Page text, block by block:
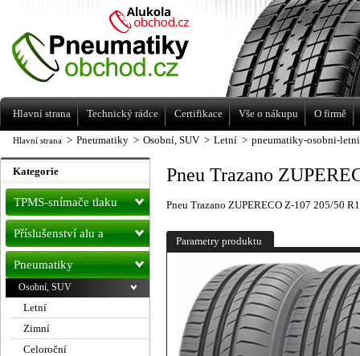
Hlavní strana > Pneumatiky > Osobní, SUV > Letní > pneumatiky-osobni-
Pneu Trazano
Pneu Trazano ZUPERECO Z-107 205/50
Parametry produktu
Kategorie
TPMS-snímače tlaku
Příslušenství alu a
pneu
Pneumatiky
Osobní, SUV
Letní
Zimní
Celoroční
Levné pneumatiky letní, zimní, Alu kola
a litá kola Racing Line
Hlavní strana Technický rádce Certifikace Vše o nákupu O firmě